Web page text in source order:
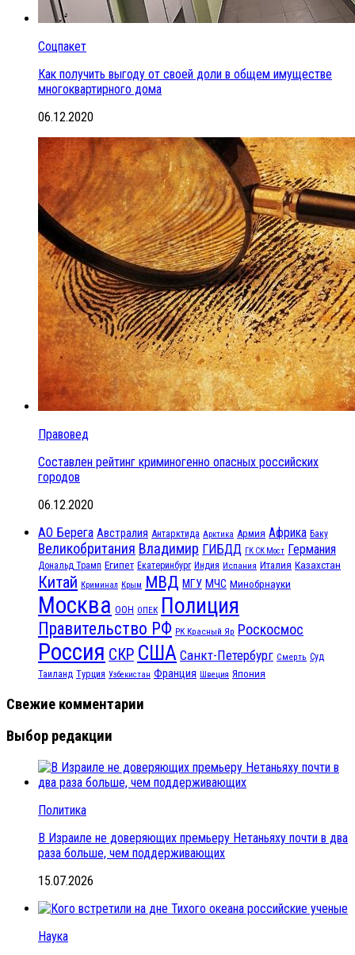
Соцпакет
Как получить выгоду от своей доли в общем имуществе
многоквартирного дома
06.12.2020
Правовед
Составлен рейтинг криминогенно опасных российских
городов
06.12.2020
АО Берега Австралия Антарктида Арктика Армия Африка Баку
Великобритания Владимир ГИБДД ГК СК Мост Германия
Дональд Трамп Египет Екатеринбург Индия Испания Италия Казахстан
Китай Криминал Крым МВД МГУ МЧС Минобрнауки
Москва ООН ОПЕК Полиция
Правительство РФ РК Красный Яр Роскосмос
Россия СКР США Санкт-Петербург Смерть Суд
Таиланд Турция Узбекистан Франция Швеция Япония
Свежие комментарии
Выбор редакции
Политика
В Израиле не доверяющих премьеру Нетаньяху почти в два
раза больше, чем поддерживающих
15.07.2026
Наука